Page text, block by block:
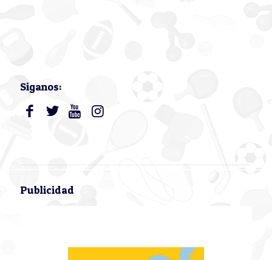
Siganos:
Publicidad